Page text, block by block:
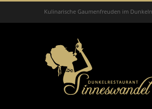
Kulinarische Gaumenfreuden im